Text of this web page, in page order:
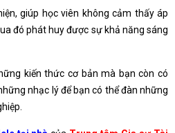
giúp học viên không cảm thấy áp
đó phát huy được sự khả năng sáng
kiến thức cơ bản mà bạn còn có
nhạc lý để bạn có thể đàn những